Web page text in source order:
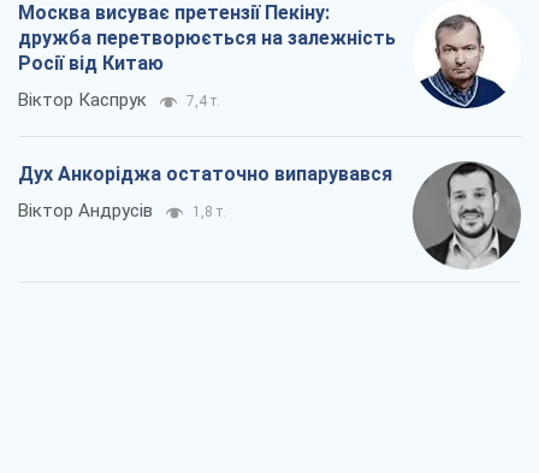
Москва висуває претензії Пекіну:
дружба перетворюється на залежність
Росії від Китаю
Віктор Каспрук 7,4 т.
Дух Анкоріджа остаточно випарувався
Віктор Андрусів 1,8 т.